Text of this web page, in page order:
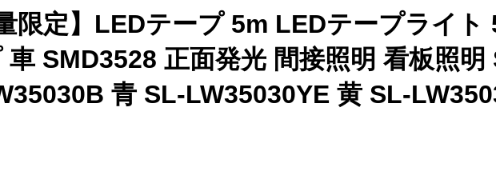
限定】LEDテープ 5m LEDテープライ
SMD3528 正面発光 間接照明 看板照
青 SL-LW35030YE 黄 SL-